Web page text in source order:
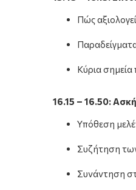
Πώς
Κύρια
16.15 – 16.50:
Υπόθεση
Συζήτηση
Συνάντηση